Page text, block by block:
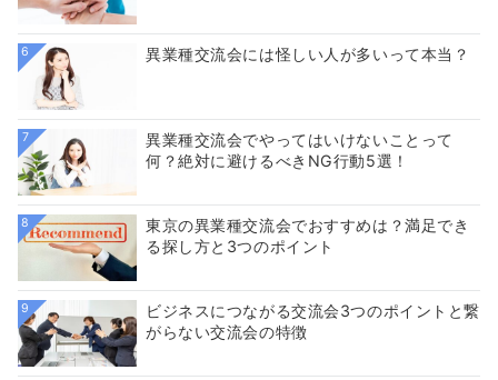
6 異業種交流会には怪しい人が多いって本当？
7
異業種交流会でやってはいけないことって
何？絶対に避けるべきNG行動5選！
8
東京の異業種交流会でおすすめは？満足でき
る探し方と3つのポイント
9
ビジネスにつながる交流会3つのポイントと繋
がらない交流会の特徴